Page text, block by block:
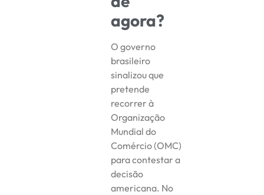
agora?
O governo
brasileiro
sinalizou que
pretende
recorrer à
Organização
Mundial do
Comércio (OMC)
para contestar a
decisão
americana. No